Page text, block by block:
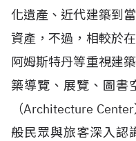
化遺產、近代建築到
資產，不過，相較於
阿姆斯特丹等重視建
築導覽、展覽、圖書
（Architecture
般民眾與旅客深入認